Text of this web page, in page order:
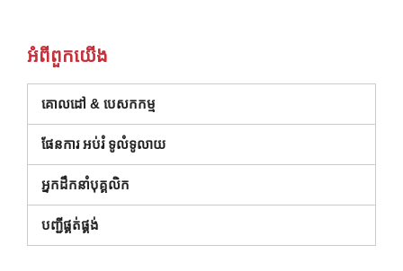
អំពី​ពួក​យើង
គោលដៅ & បេសកកម្ម
ផែនការ អប់រំ ទូលំទូលាយ
អ្នកដឹកនាំបុគ្គលិក
បញ្ជីផ្គត់ផ្គង់